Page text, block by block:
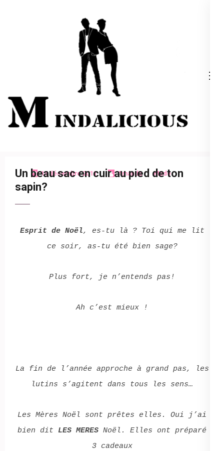
14 décembre 2011 Amanda Mode
Un beau sac en cuir au pied de ton
sapin?
Esprit de Noël, es-tu là ? Toi qui me lit
ce soir, as-tu été bien sage?
Plus fort, je n’entends pas!
Ah c’est mieux !
La fin de l’année approche à grand pas, les
lutins s’agitent dans tous les sens…
Les Mères Noël sont prêtes elles. Oui j’ai
bien dit LES MERES Noël. Elles ont préparé
3 cadeaux